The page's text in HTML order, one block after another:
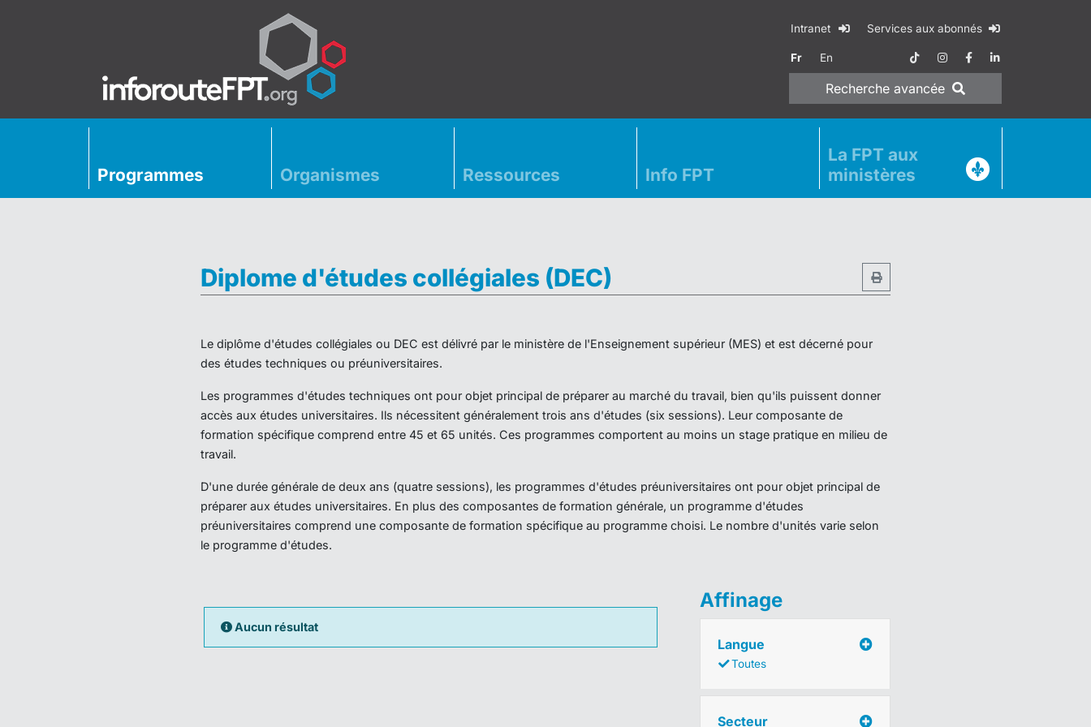
Intranet Services aux abonnés
Fr En
Recherche avancée
Programmes Organismes Ressources Info FPT
La FPT aux
ministères
Diplome d'études collégiales (DEC)
Le diplôme d'études collégiales ou DEC est délivré par le ministère de l'Enseignement supérieur (MES) et est décerné pour
des études techniques ou préuniversitaires.
Les programmes d'études techniques ont pour objet principal de préparer au marché du travail, bien qu'ils puissent donner
accès aux études universitaires. Ils nécessitent généralement trois ans d'études (six sessions). Leur composante de
formation spécifique comprend entre 45 et 65 unités. Ces programmes comportent au moins un stage pratique en milieu de
travail.
D'une durée générale de deux ans (quatre sessions), les programmes d'études préuniversitaires ont pour objet principal de
préparer aux études universitaires. En plus des composantes de formation générale, un programme d'études
préuniversitaires comprend une composante de formation spécifique au programme choisi. Le nombre d'unités varie selon
le programme d'études.
Aucun résultat
Affinage
Langue
Toutes
Secteur